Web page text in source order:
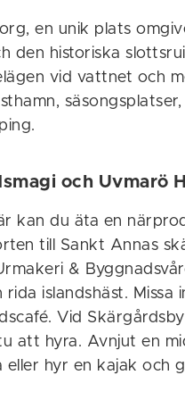
en unik plats
den historiska
vid vattnet och
och Uvmarö
kan du äta en
till Sankt Annas
&
islandshäst. Missa
Vid
att hyra. Avnjut en
eller hyr en kajak och